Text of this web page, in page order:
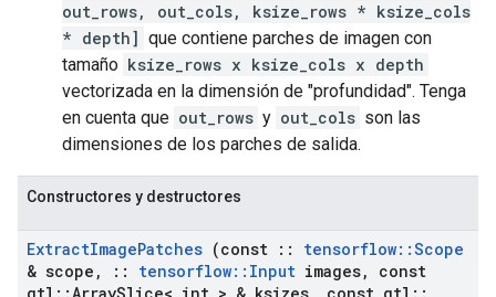
out_rows, out_cols, ksize_rows * ksize_cols
* depth] que contiene parches de imagen con
tamaño ksize_rows x ksize_cols x depth
vectorizada en la dimensión de "profundidad". Tenga
en cuenta que out_rows y out_cols son las
dimensiones de los parches de salida.
Constructores y destructores
ExtractImagePatches (const :: tensorflow::Scope
& scope , :: tensorflow:: Input images,
const